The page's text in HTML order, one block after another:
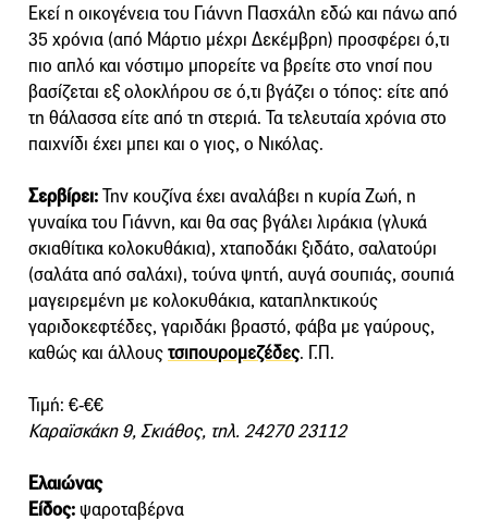
Εκεί η οικογένεια του Γιάννη Πασχάλη εδώ και πάνω από
35 χρόνια (από Μάρτιο μέχρι Δεκέμβρη) προσφέρει ό,τι
πιο απλό και νόστιμο μπορείτε να βρείτε στο νησί που
βασίζεται εξ ολοκλήρου σε ό,τι βγάζει ο τόπος: είτε από
τη θάλασσα είτε από τη στεριά. Τα τελευταία χρόνια στο
παιχνίδι έχει μπει και ο γιος, ο Νικόλας.
Σερβίρει:Την κουζίνα έχει αναλάβει η κυρία Ζωή, η
γυναίκα του Γιάννη, και θα σας βγάλει λιράκια (γλυκά
σκιαθίτικα κολοκυθάκια), χταποδάκι ξιδάτο, σαλατούρι
(σαλάτα από σαλάχι), τούνα ψητή, αυγά σουπιάς, σουπιά
μαγειρεμένη με κολοκυθάκια, καταπληκτικούς
γαριδοκεφτέδες, γαριδάκι βραστό, φάβα με γαύρους,
καθώς και άλλουςτσιπουρομεζέδες. Γ.Π.
Τιμή: €-€€
Καραϊσκάκη 9, Σκιάθος, τηλ. 24270 23112
Ελαιώνας
Είδος: ψαροταβέρνα